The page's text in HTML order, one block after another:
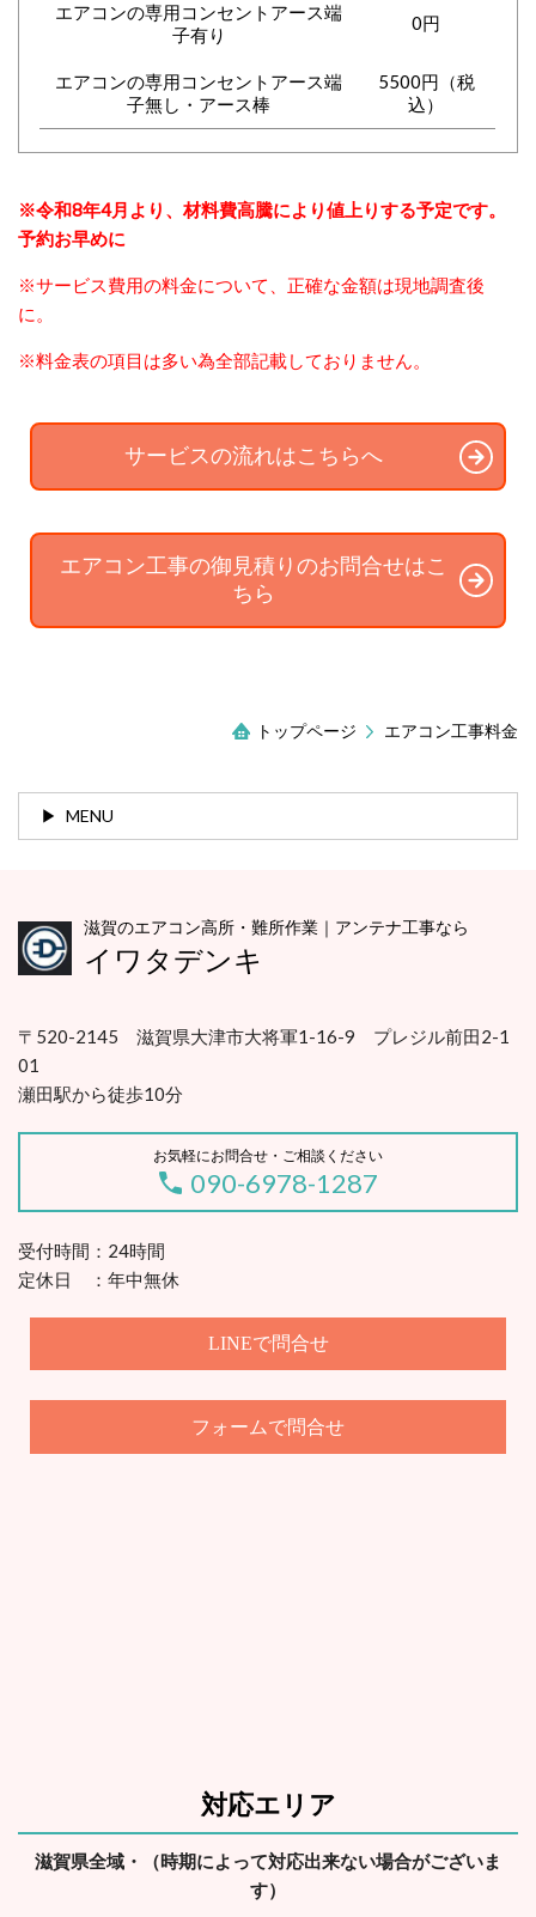
エアコンの専用コンセントアース端
子有り
0円
エアコンの専用コンセントアース端
子無し・アース棒
5500円（税
込）
※令和8年4月より、材料費高騰により値上りする予定です。
予約お早めに
※サービス費用の料金について、 正確な金額は現地調査後
に。
※料金表の項目は多い為全部記載しておりません。
サービスの流れはこちらへ
エアコン工事の御見積りのお問合せはこ
ちら
トップページ エアコン工事料金
MENU
滋賀のエアコン高所・難所作業｜アンテナ工事なら
イワタデンキ
〒520-2145 滋賀県大津市大将軍1-16-9 プレジル前田2-1
01
瀬田駅から徒歩10分
お気軽にお問合せ・ご相談ください
090-6978-1287
受付時間：24時間
定休日 ：年中無休
LINEで問合せ
フォームで問合せ
対応エリア
滋賀県全域・（時期によって対応出来ない場合がございま
す）